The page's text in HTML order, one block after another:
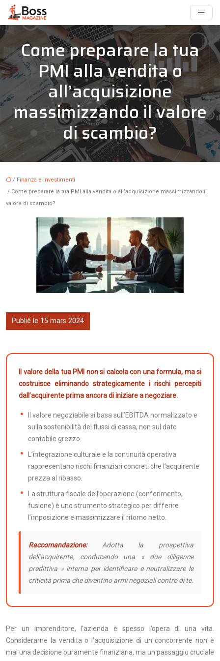
Come preparare la tua
PMI alla vendita o
all’acquisizione
massimizzando il valore
di scambio?
/ Finanza e investimenti
/ Come preparare la tua PMI alla vendita o all’acquisizione massimizzando il
valore di scambio?
Publié le 15 mars 2024
Il valore della tua PMI non si calcola con una formula, ma si
costruisce eliminando strategicamente i rischi percepiti
dall’acquirente prima ancora di iniziare a negoziare.
Il valore negoziabile si basa sull’EBITDA normalizzato e
sulla sostenibilità dei flussi di cassa, non sul dato
contabile grezzo.
L’integrazione culturale e la continuità operativa
rappresentano rischi finanziari concreti che l’acquirente
prezza al ribasso.
La struttura fiscale dell’operazione (conferimento,
fusione) è uno strumento strategico per differire
l’imposizione e massimizzare il ritorno netto.
Raccomandazione:Adotta la prospettiva
dell’acquirente, conducendo una « due diligence
predittiva » interna per identificare e neutralizzare le
criticità prima che diventino armi negoziali contro di te.
Per un imprenditore, l’azienda è spesso l’opera di una vita.
Considerarne la vendita o l’acquisizione di un concorrente non è
mai una decisione puramente finanziaria, ma un passaggio cruciale